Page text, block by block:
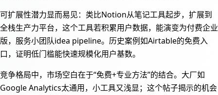
可扩展性潜力显而易见：类比Notion从笔记工具起步，扩展到
全栈生产力平台，这个工具若积累用户数据，能演变为付费企业
版，服务小团队idea pipeline。历史案例如Airtable的免费入
口，证明低门槛能快速规模化用户基数。
竞争格局中，市场空白在于“免费+专业方法”的结合。大厂如
Google Analytics太通用，小工具又浅显；这个帖子揭示的机会